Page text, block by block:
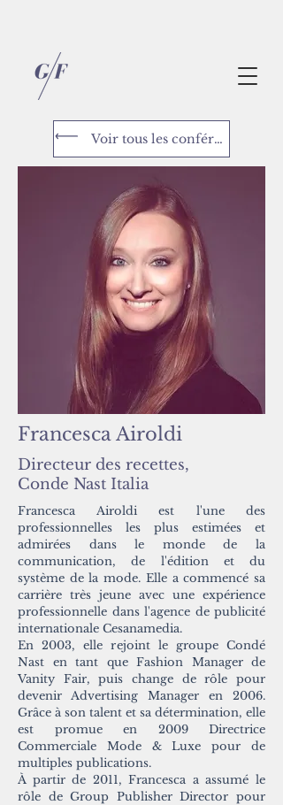
Francesca Airoldi
Directeur des recettes,
Conde Nast Italia
Francesca Airoldi est l'une des
professionnelles les plus estimées et
admirées dans le monde de la
communication, de l'édition et du
système de la mode. Elle a commencé sa
carrière très jeune avec une expérience
professionnelle dans l'agence de publicité
internationale Cesanamedia.
En 2003, elle rejoint le groupe Condé
Nast en tant que Fashion Manager de
Vanity Fair, puis change de rôle pour
devenir Advertising Manager en 2006.
Grâce à son talent et sa détermination, elle
est promue en 2009 Directrice
Commerciale Mode & Luxe pour de
multiples publications.
À partir de 2011, Francesca a assumé le
rôle de Group Publisher Director pour
Voir tous les conférenciers